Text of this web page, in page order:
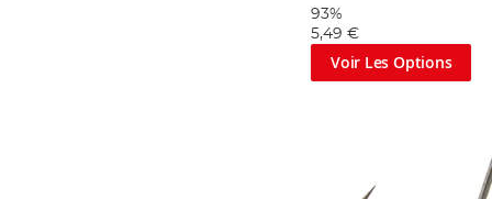
le mouvement indépendant d'une section de votre
Notre gamme comprend également des isotopes, pour la
93%
5,49 €
Voir Les Options